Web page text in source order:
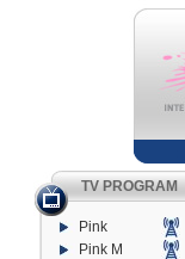
TV PROGRAM
Pink
Pink M